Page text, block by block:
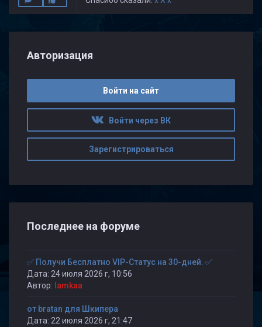
Авторизация
Войти на сайт
Войти через ВК
Зарегистрироваться
Последнее на форуме
✅ Получи Бесплатно VIP-Статус на 30-дней. ✅
Дата: 24 июля 2026 г, 10:56
Автор: lamkaa
от bratan для Шкипера
Дата: 22 июля 2026 г, 21:47